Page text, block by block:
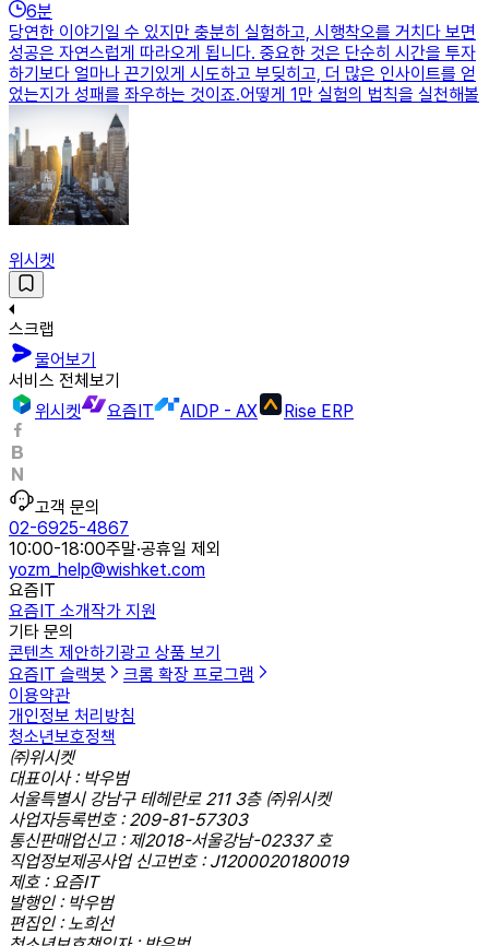
6분
당연한 이야기일 수 있지만 충분히 실험하고, 시행착오를 거치다 보면
성공은 자연스럽게 따라오게 됩니다. 중요한 것은 단순히 시간을 투자
하기보다 얼마나 끈기있게 시도하고 부딪히고, 더 많은 인사이트를 얻
었는지가 성패를 좌우하는 것이죠.어떻게 1만 실험의 법칙을 실천해볼
위시켓
스크랩
물어보기
서비스 전체보기
위시켓
요즘IT AIDP - AX Rise ERP
고객 문의
02-6925-4867
10:00-18:00주말·공휴일 제외
yozm_help@wishket.com
요즘IT
요즘IT 소개작가 지원
기타 문의
콘텐츠 제안하기 광고 상품 보기
요즘IT 슬랙봇
크롬 확장 프로그램
이용약관
개인정보 처리방침
청소년보호정책
㈜위시켓
대표이사 : 박우범
서울특별시 강남구 테헤란로 211 3층 ㈜위시켓
사업자등록번호 : 209-81-57303
통신판매업신고 : 제2018-서울강남-02337 호
직업정보제공사업 신고번호 : J1200020180019
제호 : 요즘IT
발행인 : 박우범
편집인 : 노희선